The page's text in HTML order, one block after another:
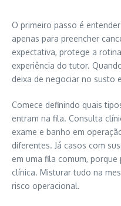
O primeiro passo é
apenas para preencher
expectativa, protege a
experiência do tutor.
deixa de negociar no susto
Comece definindo quais
entram na fila. Consulta
exame e banho em
diferentes. Já casos com
em uma fila comum,
clínica. Misturar tudo na
risco operacional.